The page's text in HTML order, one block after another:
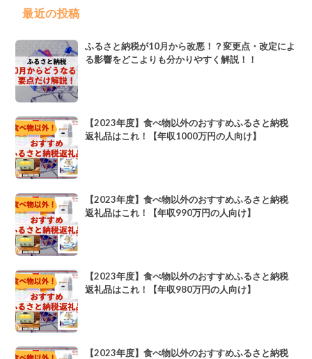
最近の投稿
ふるさと納税が10月から改悪！？変更点・改定によ
る影響をどこよりも分かりやすく解説！！
【2023年度】食べ物以外のおすすめふるさと納税
返礼品はこれ！【年収1000万円の人向け】
【2023年度】食べ物以外のおすすめふるさと納税
返礼品はこれ！【年収990万円の人向け】
【2023年度】食べ物以外のおすすめふるさと納税
返礼品はこれ！【年収980万円の人向け】
【2023年度】食べ物以外のおすすめふるさと納税